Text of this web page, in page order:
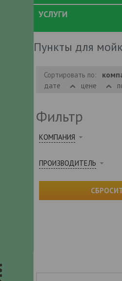
УСЛУГИ
Пункты для
Сортировать по:
дате цене
Фильтр
КОМПАНИЯ
ПРОИЗВОДИТЕЛЬ